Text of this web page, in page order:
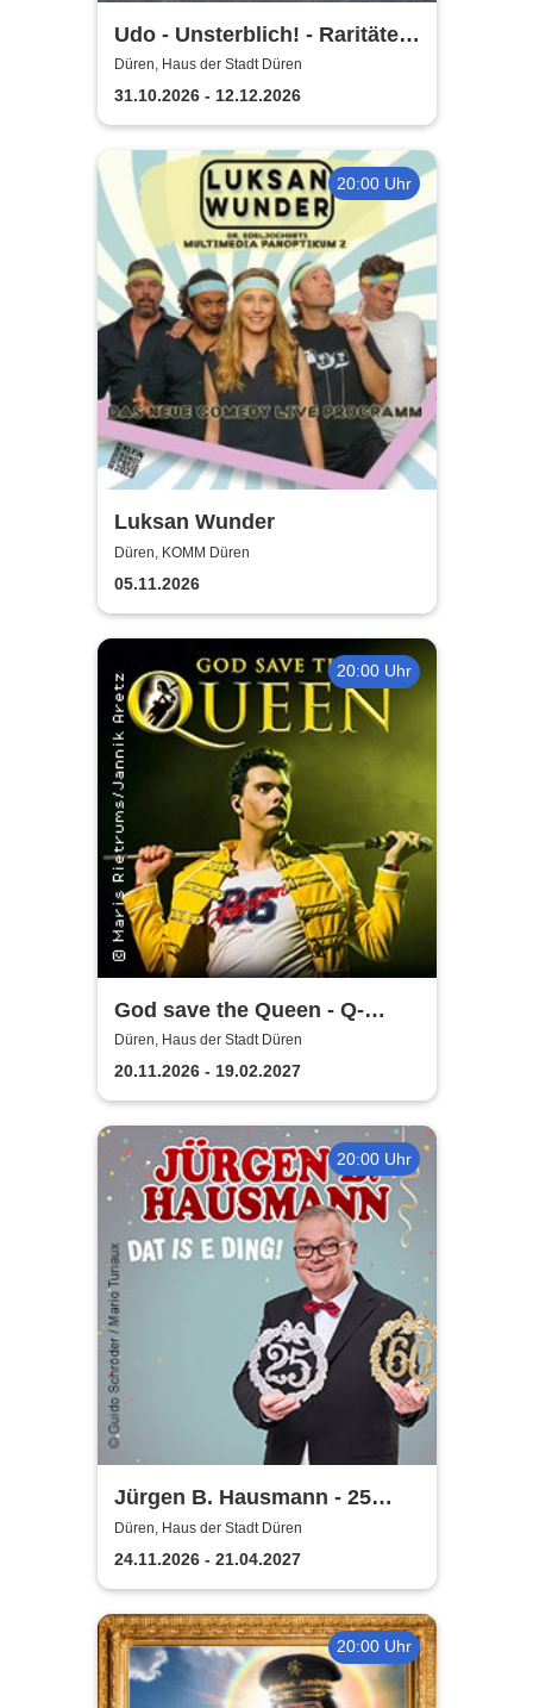
Udo - Unsterblich! - Raritäten-
Band
Düren, Haus der Stadt Düren
31.10.2026 - 12.12.2026
20:00 Uhr
Luksan Wunder
Düren, KOMM Düren
05.11.2026
20:00 Uhr
God save the Queen - Q-
Revival Band
Düren, Haus der Stadt Düren
20.11.2026 - 19.02.2027
20:00 Uhr
Jürgen B. Hausmann - 25
Jahre - Dat is e Ding!
Düren, Haus der Stadt Düren
24.11.2026 - 21.04.2027
20:00 Uhr